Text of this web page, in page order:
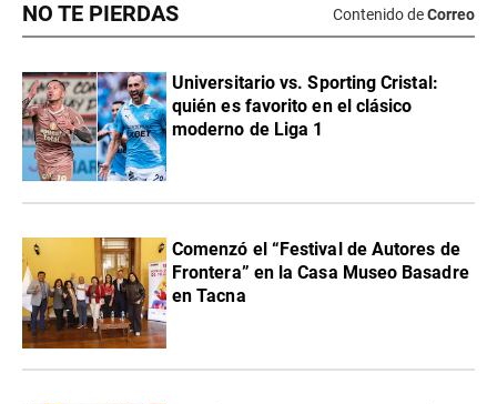
NO TE PIERDAS Contenido deCorreo
Universitario vs. Sporting Cristal:
quién es favorito en el clásico
moderno de Liga 1
Comenzó el “Festival de Autores de
Frontera” en la Casa Museo Basadre
en Tacna